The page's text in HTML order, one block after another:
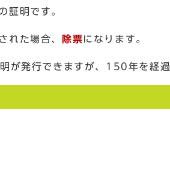
証明です。
れた場合、 除票になります。
が発行できますが、150年を経